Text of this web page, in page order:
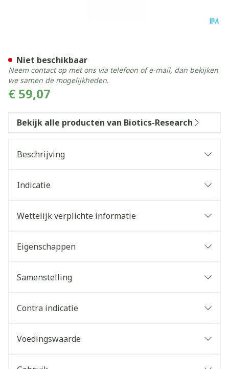
€ 59,07
Niet beschikbaar
Neem contact op met ons via telefoon of e-mail, dan bekijken
we samen de mogelijkheden.
Bekijk alle producten van Biotics-Research
Beschrijving
Indicatie
Wettelijk verplichte informatie
Eigenschappen
Samenstelling
Contra indicatie
Voedingswaarde